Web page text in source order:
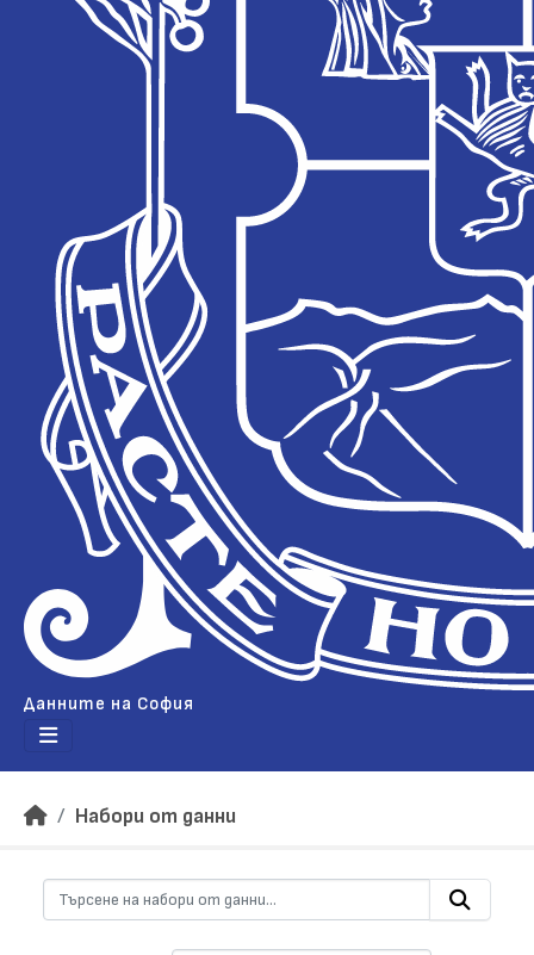
Данните на София
Набори от данни